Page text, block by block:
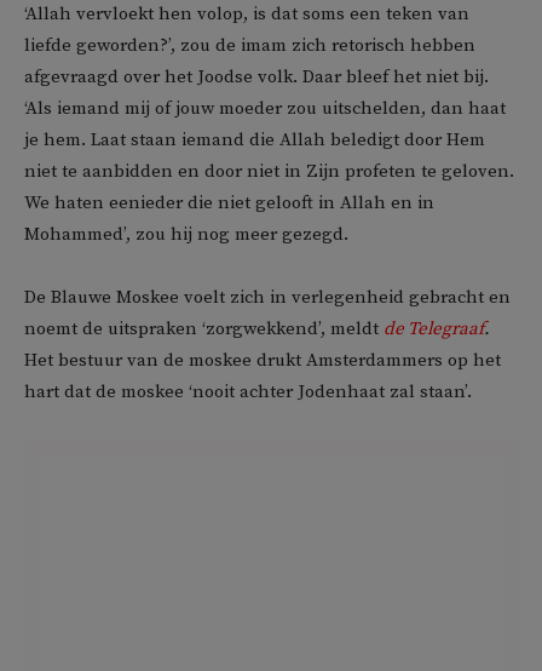
‘Allah vervloekt hen volop, is dat soms een teken van
liefde geworden?’, zou de imam zich retorisch hebben
afgevraagd over het Joodse volk. Daar bleef het niet bij.
‘Als iemand mij of jouw moeder zou uitschelden, dan haat
je hem. Laat staan iemand die Allah beledigt door Hem
niet te aanbidden en door niet in Zijn profeten te geloven.
We haten eenieder die niet gelooft in Allah en in
Mohammed’, zou hij nog meer gezegd.
De Blauwe Moskee voelt zich in verlegenheid gebracht en
noemt de uitspraken ‘zorgwekkend’, meldt de Telegraaf.
Het bestuur van de moskee drukt Amsterdammers op het
hart dat de moskee ‘nooit achter Jodenhaat zal staan’.